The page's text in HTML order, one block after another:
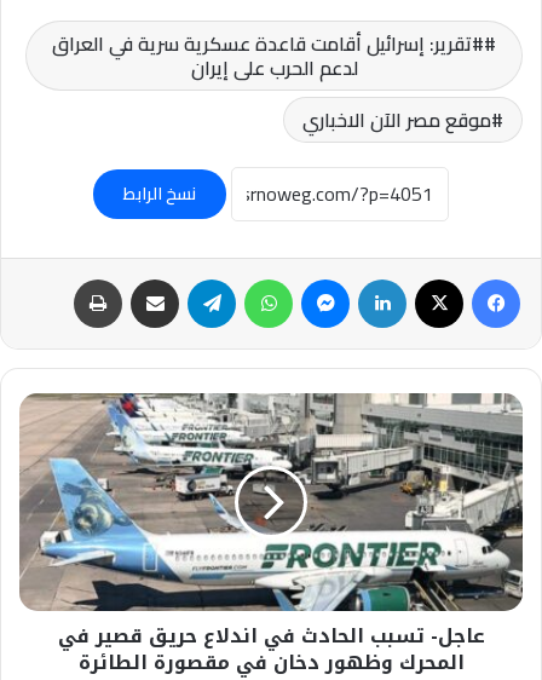
#تقرير: إسرائيل أقامت قاعدة عسكرية سرية في العراق
لدعم الحرب على إيران
موقع مصر الآن الاخباري
نسخ الرابط
فيسبوك لينكدإن ماسنجر واتساب تيلقرام مشاركة عبر البريد
عاجل-
تسبب
الحادث
في
اندلاع
حريق
قصير
في
المحرك
وظهورعاجل- تسبب الحادث في اندلاع حريق قصير في
المحرك وظهور دخان في مقصورة الطائرة